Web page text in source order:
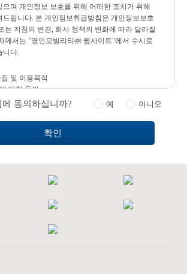
으며 개인정보 보호를 위해 어떠한 조치가 취해
드립니다. 본 개인정보취급방침은 개인정보보호
는 지침의 변경, 회사 정책의 변화에 따라 달라질
께서는 "영인모빌리티㈜ 웹사이트"에서 수시로
니다.
및 이용목적
대한 동의
항목 및 수집방법
위탁 사항
람, 정정, 동의철회(회원탈퇴) 방법
유기간 및 이용기간
를 위한 기술적/관리적 대책
대리인의 권리와 그 행사 방법
동의하십니까? 예 아니오